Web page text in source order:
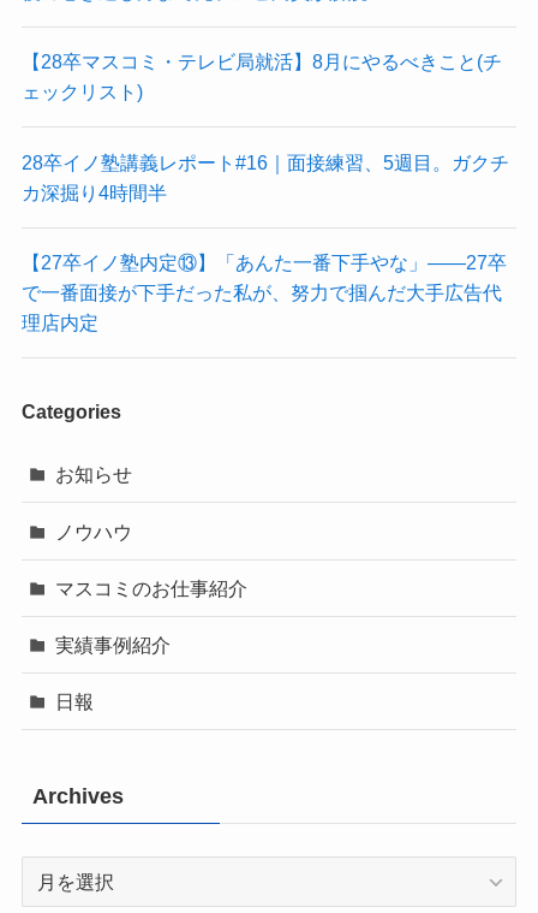
【28卒マスコミ・テレビ局就活】8月にやるべきこと(チ
ェックリスト)
28卒イノ塾講義レポート#16｜面接練習、5週目。ガクチ
カ深掘り4時間半
【27卒イノ塾内定⑬】「あんた一番下手やな」——27卒
で一番面接が下手だった私が、努力で掴んだ大手広告代
理店内定
Categories
お知らせ
ノウハウ
マスコミのお仕事紹介
実績事例紹介
日報
Archives
Archives